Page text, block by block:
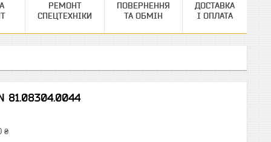
РЕМОНТ
СПЕЦТЕХНІКИ
ПОВЕРНЕННЯ
ТА ОБМІН
ДОСТАВКА
І ОПЛАТА
81.08304.0044
₴